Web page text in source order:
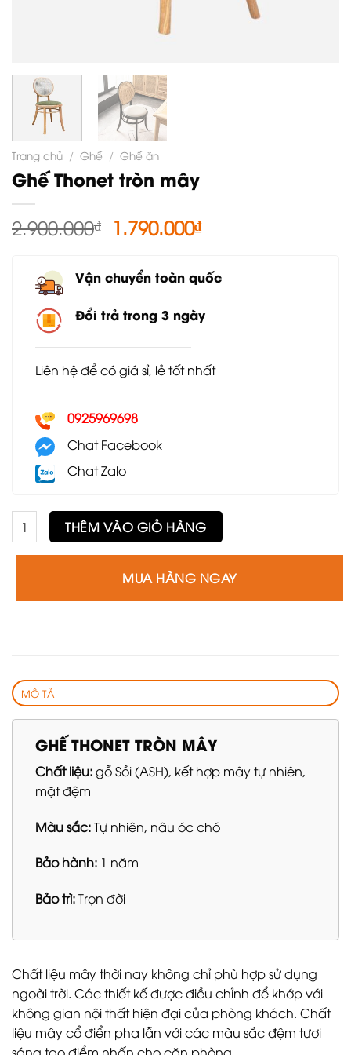
Trang chủ / Ghế / Ghế ăn
Ghế Thonet tròn mây
2.900.000₫ Giá
2.900.000₫.
1.790.000₫Giá
là:
Vận chuyển toàn quốc
Đổi trả trong 3 ngày
Liên hệ để có giá sỉ, lẻ tốt nhất
0925969698
Chat Facebook
Chat Zalo
Ghế Thonet tròn mây số lượng
THÊM VÀO GIỎ HÀNG
MUA HÀNG NGAY
MÔ TẢ
GHẾ THONET TRÒN MÂY
Chất liệu:gỗ Sồi (ASH), kết hợp mây tự nhiên,
mặt đệm
Màu sắc:Tự nhiên, nâu óc chó
Bảo hành: 1 năm
Bảo trì:Trọn đời
Chất liệu mây thời nay không chỉ phù hợp sử dụng
ngoài trời. Các thiết kế được điều chỉnh để khớp với
không gian nội thất hiện đại của phòng khách. Chất
liệu mây cổ điển pha lẫn với các màu sắc đệm tươi